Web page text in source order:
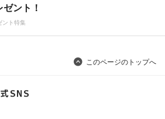
ゼント！
ント特集
このページのトップへ